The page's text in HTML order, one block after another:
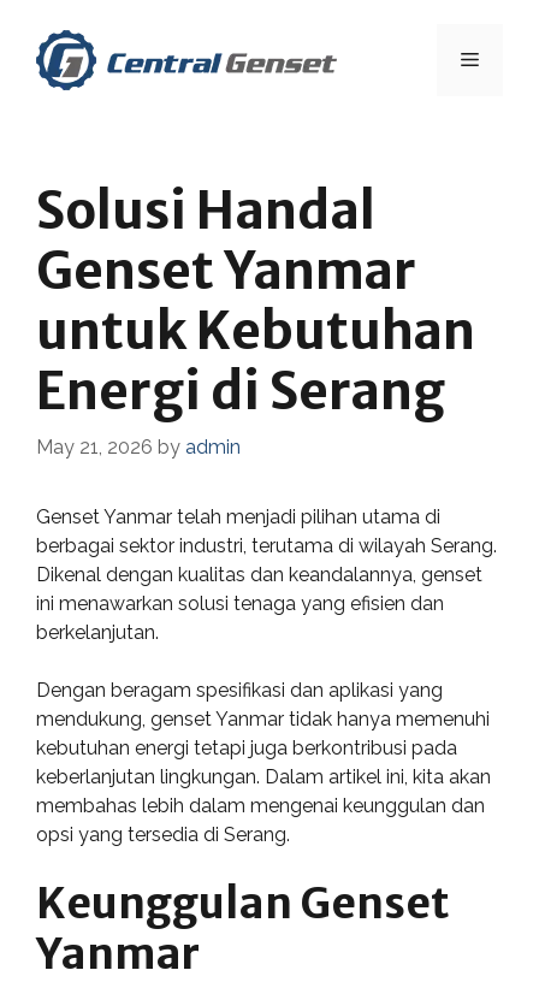
content
Menu
Solusi Handal
Genset Yanmar
untuk Kebutuhan
Energi di Serang
May 21, 2026 by admin
Genset Yanmar telah menjadi pilihan utama di
berbagai sektor industri, terutama di wilayah Serang.
Dikenal dengan kualitas dan keandalannya, genset
ini menawarkan solusi tenaga yang efisien dan
berkelanjutan.
Dengan beragam spesifikasi dan aplikasi yang
mendukung, genset Yanmar tidak hanya memenuhi
kebutuhan energi tetapi juga berkontribusi pada
keberlanjutan lingkungan. Dalam artikel ini, kita akan
membahas lebih dalam mengenai keunggulan dan
opsi yang tersedia di Serang.
Keunggulan Genset
Yanmar